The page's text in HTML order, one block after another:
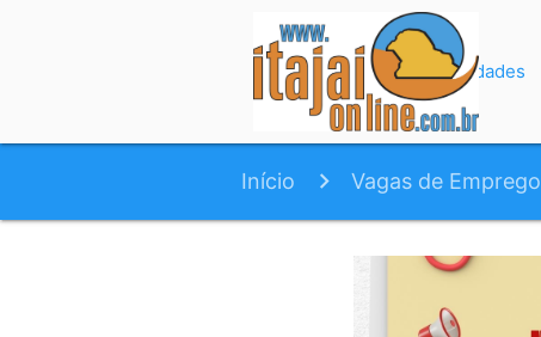
Início Variedades
Início Vagas de Emprego